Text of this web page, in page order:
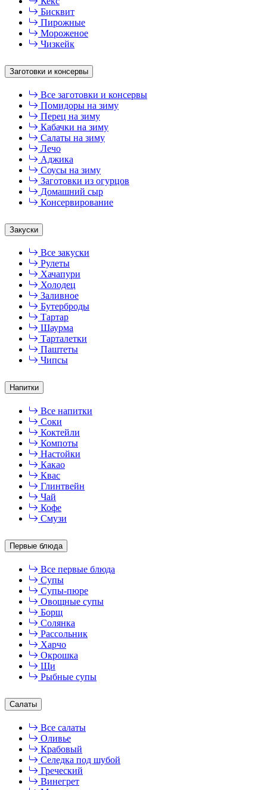
Бисквит
Пирожные
Мороженое
Чизкейк
Заготовки и консервы
Все заготовки и консервы
Помидоры на зиму
Перец на зиму
Кабачки на зиму
Салаты на зиму
Лечо
Аджика
Соусы на зиму
Заготовки из огурцов
Домашний сыр
Консервирование
Закуски
Все закуски
Рулеты
Хачапури
Холодец
Заливное
Бутерброды
Тартар
Шаурма
Тарталетки
Паштеты
Чипсы
Напитки
Все напитки
Соки
Коктейли
Компоты
Настойки
Какао
Квас
Глинтвейн
Чай
Кофе
Смузи
Первые блюда
Все первые блюда
Супы
Супы-пюре
Овощные супы
Борщ
Солянка
Рассольник
Харчо
Окрошка
Щи
Рыбные супы
Салаты
Все салаты
Оливье
Крабовый
Селедка под шубой
Греческий
Винегрет